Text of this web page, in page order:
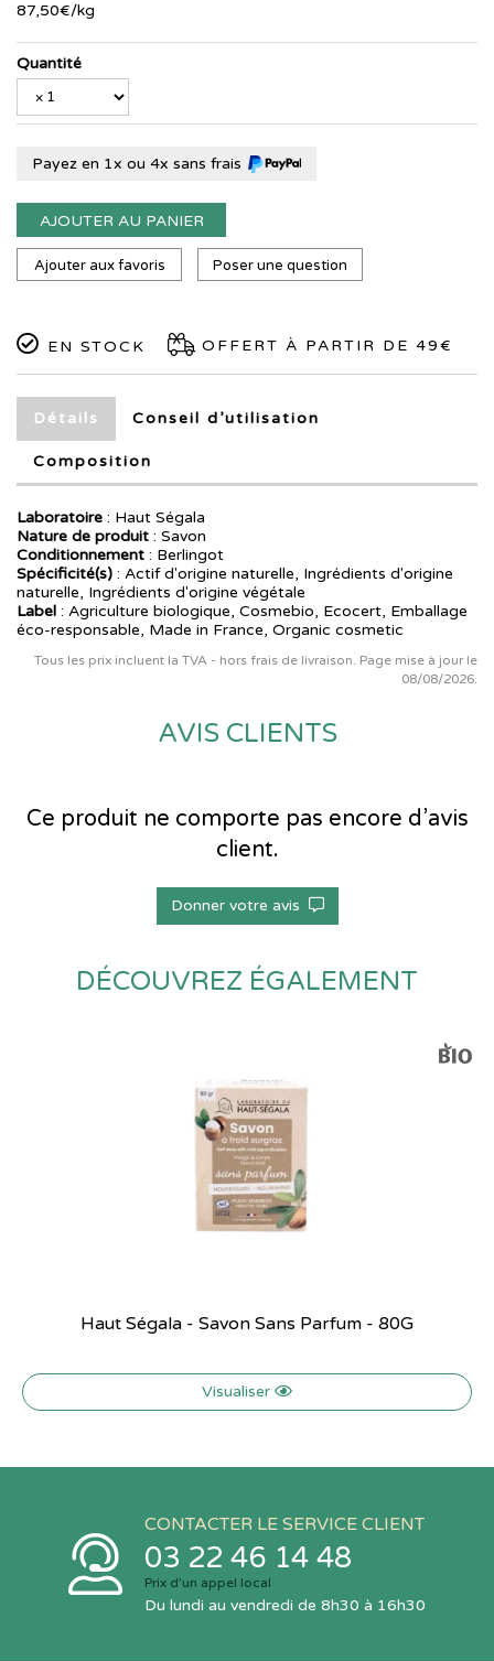
87,50€/kg
Quantité
Payez en 1x ou 4x sans frais
AJOUTER AU PANIER
Ajouter aux favoris Poser une question
EN STOCK OFFERT À PARTIR DE 49€
Détails Conseil d’utilisation
Composition
Laboratoire : Haut Ségala
Nature de produit : Savon
Conditionnement : Berlingot
Spécificité(s) : Actif d'origine naturelle, Ingrédients d'origine
naturelle, Ingrédients d'origine végétale
Label : Agriculture biologique, Cosmebio, Ecocert, Emballage
éco-responsable, Made in France, Organic cosmetic
Tous les prix incluent la TVA - hors frais de livraison. Page mise à jour le
08/08/2026.
AVIS CLIENTS
Ce produit ne comporte pas encore d’avis
client.
Donner votre avis
DÉCOUVREZ ÉGALEMENT
Haut Ségala - Savon Sans Parfum - 80G
Visualiser
CONTACTER LE SERVICE CLIENT
03 22 46 14 48
Prix d’un appel local
Du lundi au vendredi de 8h30 à 16h30